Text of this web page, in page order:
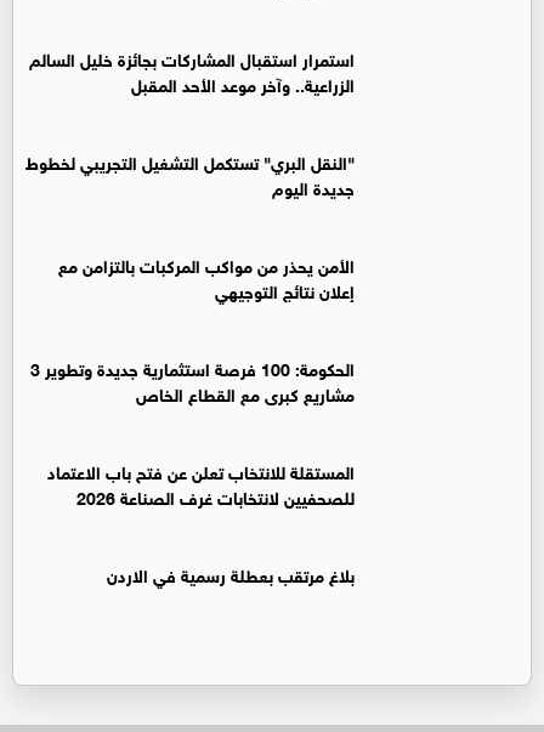
استمرار استقبال المشاركات بجائزة خليل السالم
الزراعية.. وآخر موعد الأحد المقبل
"النقل البري" تستكمل التشغيل التجريبي لخطوط
جديدة اليوم
الأمن يحذر من مواكب المركبات بالتزامن مع
إعلان نتائج التوجيهي
الحكومة: 100 فرصة استثمارية جديدة وتطوير 3
مشاريع كبرى مع القطاع الخاص
المستقلة للانتخاب تعلن عن فتح باب الاعتماد
للصحفيين لانتخابات غرف الصناعة 2026
بلاغ مرتقب بعطلة رسمية في الاردن